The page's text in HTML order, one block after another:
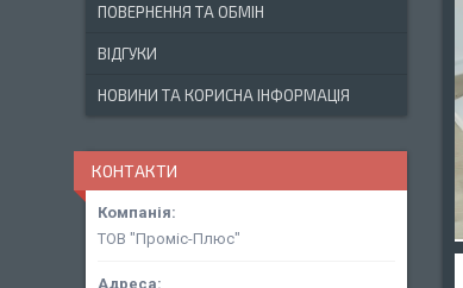
ПОВЕРНЕННЯ ТА ОБМІН
ВІДГУКИ
НОВИНИ ТА КОРИСНА ІНФОРМАЦІЯ
КОНТАКТИ
ТОВ "Проміс-Плюс"